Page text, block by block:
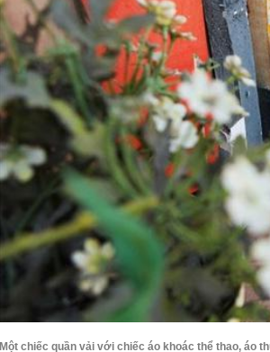
Một chiếc quần vải với chiếc áo khoác thể thao, áo